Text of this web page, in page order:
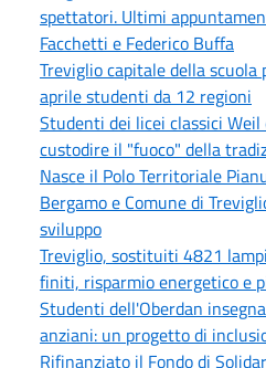
spettatori. Ultimi
Facchetti e Federico Buffa
Treviglio capitale della scuola
aprile studenti da 12 regioni
Studenti dei licei classici
custodire il "fuoco" della
Nasce il Polo Territoriale
Bergamo e Comune di
sviluppo
Treviglio, sostituiti 4821
finiti, risparmio energetico e
Studenti dell'Oberdan
anziani: un progetto di
Rifinanziato il Fondo di